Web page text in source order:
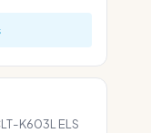
K603L ELS